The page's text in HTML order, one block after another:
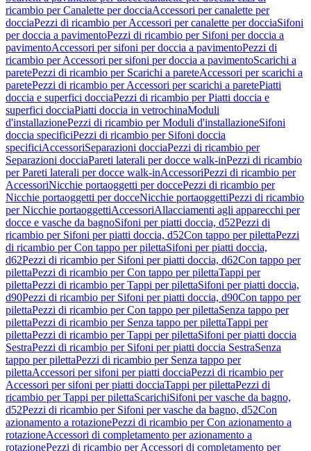
ricambio per Canalette per docciaAccessori per canalette per
docciaPezzi di ricambio per Accessori per canalette per docciaSifoni
per doccia a pavimentoPezzi di ricambio per Sifoni per doccia a
pavimentoAccessori per sifoni per doccia a pavimentoPezzi di
ricambio per Accessori per sifoni per doccia a pavimentoScarichi a
paretePezzi di ricambio per Scarichi a pareteAccessori per scarichi a
paretePezzi di ricambio per Accessori per scarichi a paretePiatti
doccia e superfici docciaPezzi di ricambio per Piatti doccia e
superfici docciaPiatti doccia in vetrochinaModuli
d'installazionePezzi di ricambio per Moduli d'installazioneSifoni
doccia specificiPezzi di ricambio per Sifoni doccia
specificiAccessoriSeparazioni docciaPezzi di ricambio per
Separazioni docciaPareti laterali per docce walk-inPezzi di ricambio
per Pareti laterali per docce walk-inAccessoriPezzi di ricambio per
AccessoriNicchie portaoggetti per doccePezzi di ricambio per
Nicchie portaoggetti per docceNicchie portaoggettiPezzi di ricambio
per Nicchie portaoggettiAccessoriAllacciamenti agli apparecchi per
docce e vasche da bagnoSifoni per piatti doccia, d52Pezzi di
ricambio per Sifoni per piatti doccia, d52Con tappo per pilettaPezzi
di ricambio per Con tappo per pilettaSifoni per piatti doccia,
d62Pezzi di ricambio per Sifoni per piatti doccia, d62Con tappo per
pilettaPezzi di ricambio per Con tappo per pilettaTappi per
pilettaPezzi di ricambio per Tappi per pilettaSifoni per piatti doccia,
d90Pezzi di ricambio per Sifoni per piatti doccia, d90Con tappo per
pilettaPezzi di ricambio per Con tappo per pilettaSenza tappo per
pilettaPezzi di ricambio per Senza tappo per pilettaTappi per
pilettaPezzi di ricambio per Tappi per pilettaSifoni per piatti doccia
SestraPezzi di ricambio per Sifoni per piatti doccia SestraSenza
tappo per pilettaPezzi di ricambio per Senza tappo per
pilettaAccessori per sifoni per piatti docciaPezzi di ricambio per
Accessori per sifoni per piatti docciaTappi per pilettaPezzi di
ricambio per Tappi per pilettaScarichiSifoni per vasche da bagno,
d52Pezzi di ricambio per Sifoni per vasche da bagno, d52Con
azionamento a rotazionePezzi di ricambio per Con azionamento a
rotazioneAccessori di completamento per azionamento a
rotazionePezzi di ricambio per Accessori di completamento per